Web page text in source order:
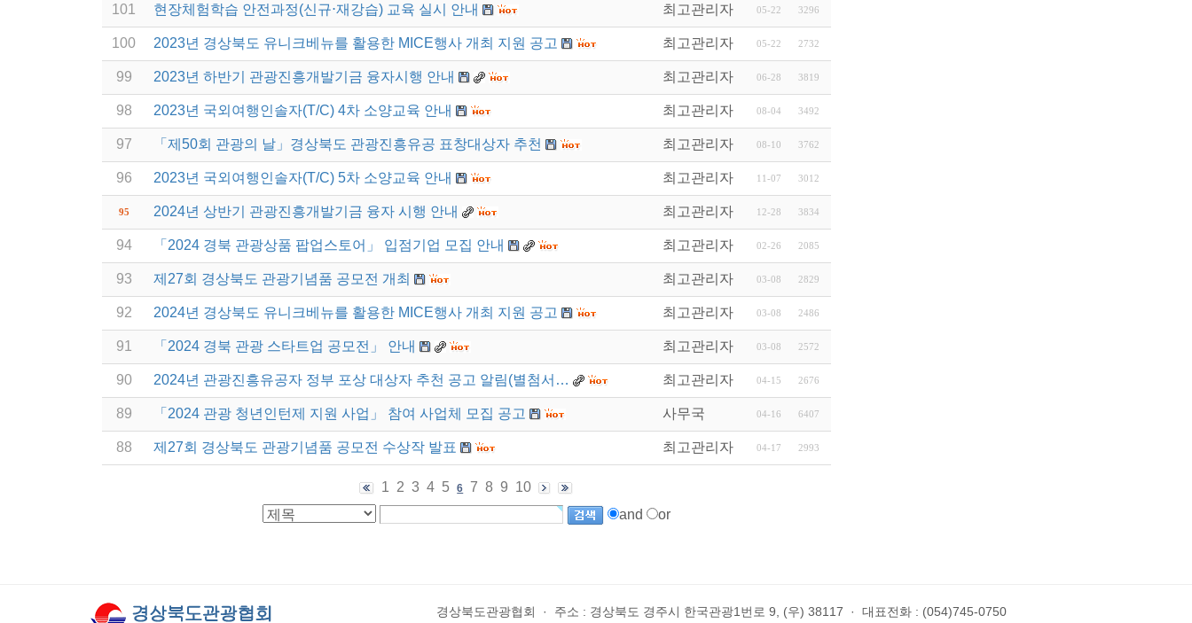
101 현장체험학습 안전과정(신규⋅재강습) 교육 실시 안내 최고관리자 05-22 3296
100 2023년 경상북도 유니크베뉴를 활용한 MICE행사 개최 지원 공고 최고관리자 05-22 2732
99 2023년 하반기 관광진흥개발기금 융자시행 안내 최고관리자 06-28 3819
98 2023년 국외여행인솔자(T/C) 4차 소양교육 안내 최고관리자 08-04 3492
97 「제50회 관광의 날」경상북도 관광진흥유공 표창대상자 추천 최고관리자 08-10 3762
96 2023년 국외여행인솔자(T/C) 5차 소양교육 안내 최고관리자 11-07 3012
95 2024년 상반기 관광진흥개발기금 융자 시행 안내 최고관리자 12-28 3834
94 「2024 경북 관광상품 팝업스토어」 입점기업 모집 안내 최고관리자 02-26 2085
93 제27회 경상북도 관광기념품 공모전 개최 최고관리자 03-08 2829
92 2024년 경상북도 유니크베뉴를 활용한 MICE행사 개최 지원 공고 최고관리자 03-08 2486
91 「2024 경북 관광 스타트업 공모전」 안내 최고관리자 03-08 2572
90 2024년 관광진흥유공자 정부 포상 대상자 추천 공고 알림(별첨서… 최고관리자 04-15 2676
89 「2024 관광 청년인턴제 지원 사업」 참여 사업체 모집 공고 사무국 04-16 6407
88 제27회 경상북도 관광기념품 공모전 수상작 발표 최고관리자 04-17 2993
1 2 3 4 5 6 7 8 9 10
and
or
경상북도관광협회 · 주소 : 경상북도 경주시 한국관광1번로 9, (우) 38117 · 대표전화 : (054)745-0750